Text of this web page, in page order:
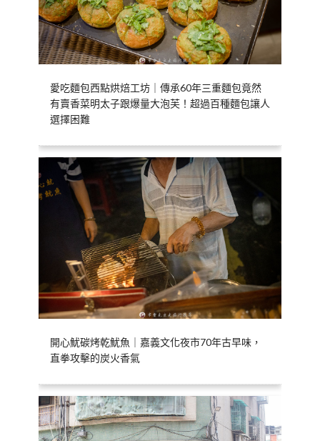
愛吃麵包西點烘焙工坊｜傳承60年三重麵包竟然
有賣香菜明太子跟爆量大泡芙！超過百種麵包讓人
選擇困難
開心魷碳烤乾魷魚｜嘉義文化夜市70年古早味，
直拳攻擊的炭火香氣